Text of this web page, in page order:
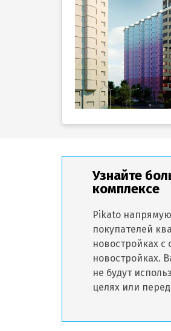
Узнайте
комплексе
Pikato
покупателей
новостройках
новостройках.
не будут
целях или